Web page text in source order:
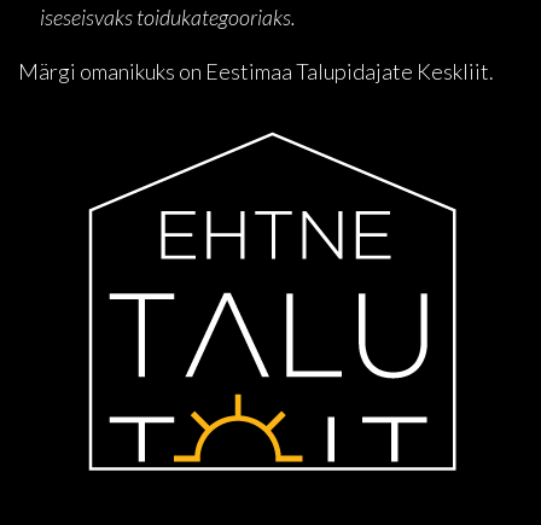
iseseisvaks toidukategooriaks.
Märgi omanikuks on Eestimaa Talupidajate Keskliit.